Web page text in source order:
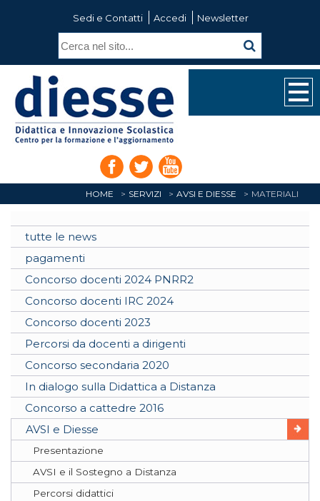
Sedi e Contatti Accedi Newsletter
HOME SERVIZI AVSI E DIESSE MATERIALI
tutte le news
pagamenti
Concorso docenti 2024 PNRR2
Concorso docenti IRC 2024
Concorso docenti 2023
Percorsi da docenti a dirigenti
Concorso secondaria 2020
In dialogo sulla Didattica a Distanza
Concorso a cattedre 2016
AVSI e Diesse
Presentazione
AVSI e il Sostegno a Distanza
Percorsi didattici